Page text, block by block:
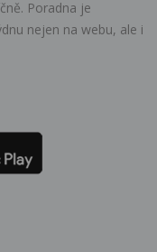
Poradna je
nejen na webu, ale i